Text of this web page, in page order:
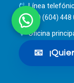
Línea
(57) (604) 448
Oficina
Sabaneta,
📧